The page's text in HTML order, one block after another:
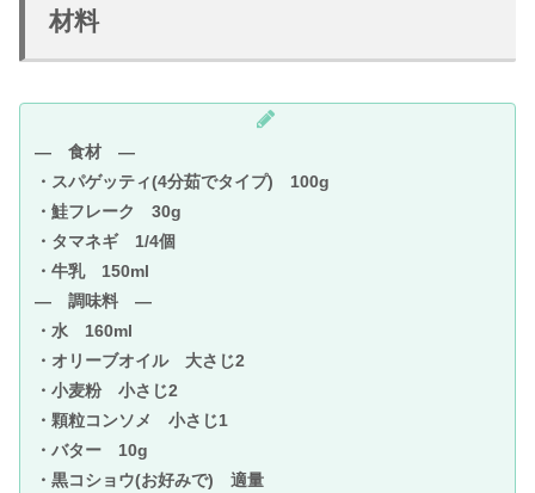
材料
― 食材 ―
・スパゲッティ(4分茹でタイプ) 100g
・鮭フレーク 30g
・タマネギ 1/4個
・牛乳 150ml
― 調味料 ―
・水 160ml
・オリーブオイル 大さじ2
・小麦粉 小さじ2
・顆粒コンソメ 小さじ1
・バター 10g
・黒コショウ(お好みで) 適量